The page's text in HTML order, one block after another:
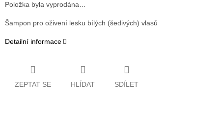
Položka byla vyprodána…
Šampon pro oživení lesku bílých (šedivých) vlasů
Detailní informace
ZEPTAT SE HLÍDAT SDÍLET